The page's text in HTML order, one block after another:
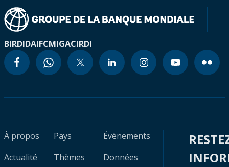
BIRDIDAIFCMIGACIRDI
À propos
Actualité
Pays
Thèmes
Évènements
Données